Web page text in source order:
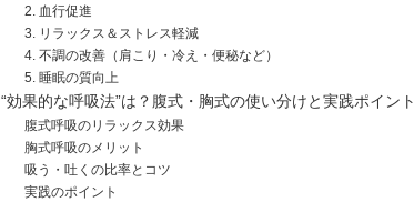
2. 血行促進
3. リラックス＆ストレス軽減
4. 不調の改善（肩こり・冷え・便秘など）
5. 睡眠の質向上
“効果的な呼吸法”は？腹式・胸式の使い分けと実践ポイント
腹式呼吸のリラックス効果
胸式呼吸のメリット
吸う・吐くの比率とコツ
実践のポイント